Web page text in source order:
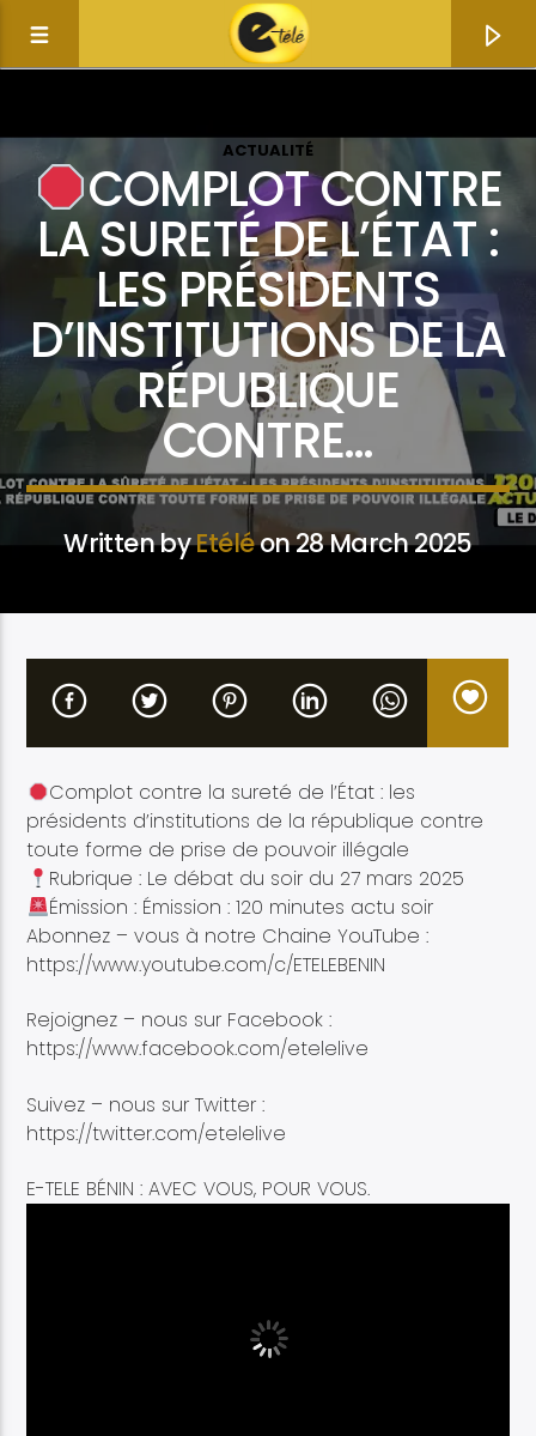
Title
Etele en direct
ACTUALITÉ
COMPLOT CONTRE
LA SURETÉ DE L’ÉTAT :
LES PRÉSIDENTS
D’INSTITUTIONS DE LA
RÉPUBLIQUE
CONTRE…
Written byEtéléon 28 March 2025
Complot contre la sureté de l’État : les
présidents d’institutions de la république contre
toute forme de prise de pouvoir illégale
Rubrique : Le débat du soir du 27 mars 2025
Émission : Émission : 120 minutes actu soir
Abonnez – vous à notre Chaine YouTube :
https://www.youtube.com/c/ETELEBENIN
Rejoignez – nous sur Facebook :
https://www.facebook.com/etelelive
Suivez – nous sur Twitter :
https://twitter.com/etelelive
E-TELE BÉNIN : AVEC VOUS, POUR VOUS.